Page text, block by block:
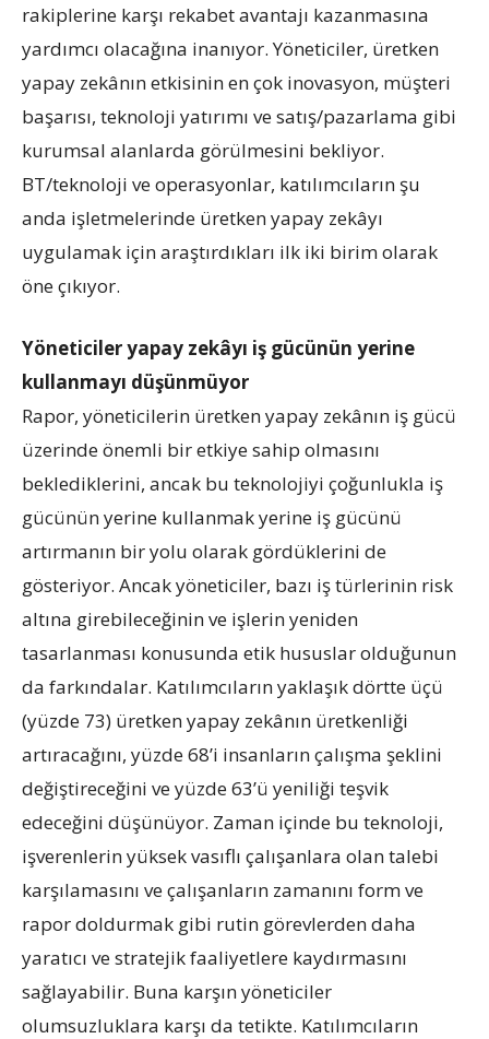
rakiplerine karşı rekabet avantajı kazanmasına
yardımcı olacağına inanıyor. Yöneticiler, üretken
yapay zekânın etkisinin en çok inovasyon, müşteri
başarısı, teknoloji yatırımı ve satış/pazarlama gibi
kurumsal alanlarda görülmesini bekliyor.
BT/teknoloji ve operasyonlar, katılımcıların şu
anda işletmelerinde üretken yapay zekâyı
uygulamak için araştırdıkları ilk iki birim olarak
öne çıkıyor.
Yöneticiler yapay zekâyı iş gücünün yerine
kullanmayı düşünmüyor
Rapor, yöneticilerin üretken yapay zekânın iş gücü
üzerinde önemli bir etkiye sahip olmasını
beklediklerini, ancak bu teknolojiyi çoğunlukla iş
gücünün yerine kullanmak yerine iş gücünü
artırmanın bir yolu olarak gördüklerini de
gösteriyor. Ancak yöneticiler, bazı iş türlerinin risk
altına girebileceğinin ve işlerin yeniden
tasarlanması konusunda etik hususlar olduğunun
da farkındalar. Katılımcıların yaklaşık dörtte üçü
(yüzde 73) üretken yapay zekânın üretkenliği
artıracağını, yüzde 68’i insanların çalışma şeklini
değiştireceğini ve yüzde 63’ü yeniliği teşvik
edeceğini düşünüyor. Zaman içinde bu teknoloji,
işverenlerin yüksek vasıflı çalışanlara olan talebi
karşılamasını ve çalışanların zamanını form ve
rapor doldurmak gibi rutin görevlerden daha
yaratıcı ve stratejik faaliyetlere kaydırmasını
sağlayabilir. Buna karşın yöneticiler
olumsuzluklara karşı da tetikte. Katılımcıların